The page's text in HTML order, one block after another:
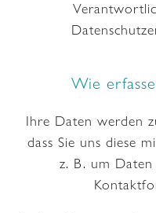
Wie
Ihre Daten werden
dass Sie uns diese
z. B. um Daten